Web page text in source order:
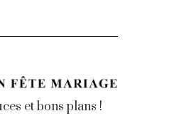
et bons plans !